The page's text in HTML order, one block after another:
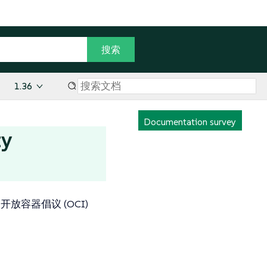
1.36
Documentation survey
放容器倡议 (OCI)